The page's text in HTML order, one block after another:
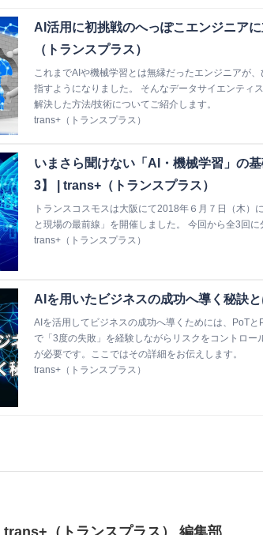
AI活用に初挑戦のへっぽこエンジニア
（トランスプラス）
これまでAIや機械学習とは無縁だったエンジニアが
指すようになりました。 そんなデータサイエンティ
解決した方法/技術についてご紹介します。
trans+（トランスプラス）
いまさら聞けない「AI・機械学習」の
3】 | trans+（トランスプラス）
トランスコスモスは大阪にて2018年６月７日（木）
と現場の最前線」を開催しました。 今回から全3回
trans+（トランスプラス）
AIを用いたビジネスの成功へ導く秘訣
AIを活用してビジネスの成功へ導くためには、PoT
で「3度の失敗」を経験しながらリスクをコントロー
が必要です。ここではその詳細をお伝えします。
trans+（トランスプラス）
trans+（トランスプラス） 編集部